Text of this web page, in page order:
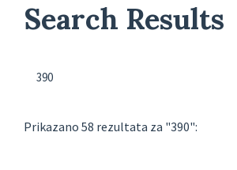
Search Results
Prikazano 58 rezultata za "390":